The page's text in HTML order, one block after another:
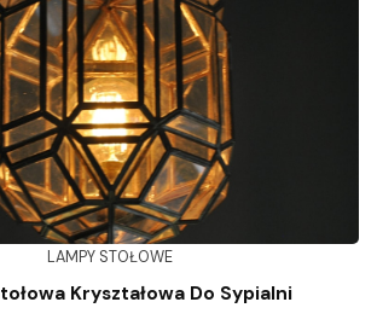
LAMPY STOŁOWE
Kryształowa Do Sypialni